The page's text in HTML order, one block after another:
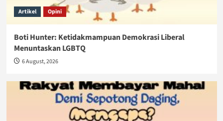
Artikel Opini
Boti Hunter: Ketidakmampuan Demokrasi Liberal
Menuntaskan LGBTQ
6 August, 2026